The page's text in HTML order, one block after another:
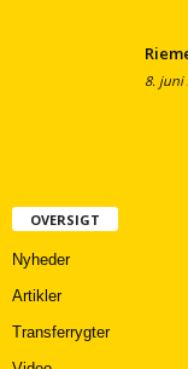
8. juni
OVERSIGT
Nyheder
Artikler
Transferrygter